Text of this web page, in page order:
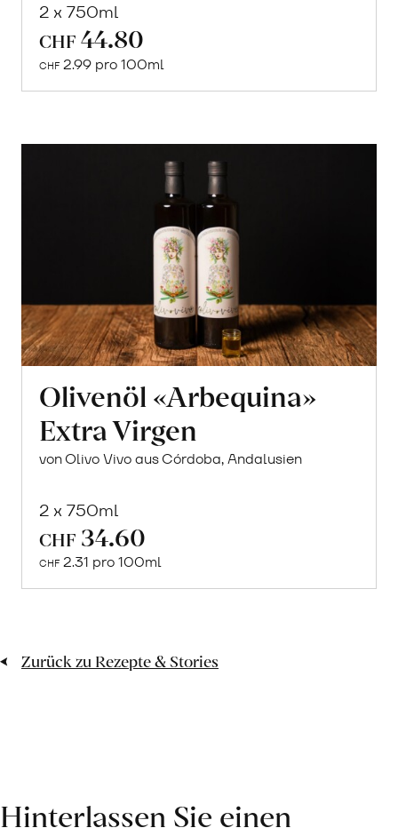
2 x 750ml
CHF 44.80
CHF 2.99 pro 100ml
Warenkorb
Olivenöl «Arbequina»
Extra Virgen
von Olivo Vivo aus Córdoba, Andalusien
2 x 750ml
CHF 34.60
CHF 2.31 pro 100ml
Warenkorb
Zurück zu Rezepte & Stories
Hinterlassen Sie einen